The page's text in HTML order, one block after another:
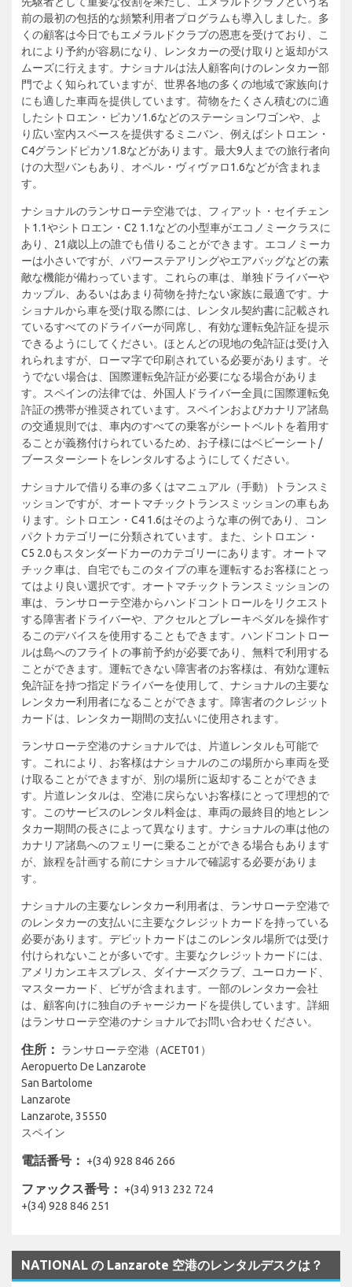
前の最初の包括的な頻繁利用者プログラムも導入しました。多
くの顧客は今日でもエメラルドクラブの恩恵を受けており、こ
れにより予約が容易になり、レンタカーの受け取りと返却がス
ムーズに行えます。ナショナルは法人顧客向けのレンタカー部
門でよく知られていますが、世界各地の多くの地域で家族向け
にも適した車両を提供しています。荷物をたくさん積むのに適
したシトロエン・ピカソ1.6などのステーションワゴンや、よ
り広い室内スペースを提供するミニバン、例えばシトロエン・
C4グランドピカソ1.8などがあります。最大9人までの旅行者向
けの大型バンもあり、オペル・ヴィヴァロ1.6などが含まれま
す。
ナショナルのランサローテ空港では、フィアット・セイチェン
ト1.1やシトロエン・C2 1.1などの小型車がエコノミークラスに
あり、21歳以上の誰でも借りることができます。エコノミーカ
ーは小さいですが、パワーステアリングやエアバッグなどの素
敵な機能が備わっています。これらの車は、単独ドライバーや
カップル、あるいはあまり荷物を持たない家族に最適です。ナ
ショナルから車を受け取る際には、レンタル契約書に記載され
ているすべてのドライバーが同席し、有効な運転免許証を提示
できるようにしてください。ほとんどの現地の免許証は受け入
れられますが、ローマ字で印刷されている必要があります。そ
うでない場合は、国際運転免許証が必要になる場合がありま
す。スペインの法律では、外国人ドライバー全員に国際運転免
許証の携帯が推奨されています。スペインおよびカナリア諸島
の交通規則では、車内のすべての乗客がシートベルトを着用す
ることが義務付けられているため、お子様にはベビーシート/
ブースターシートをレンタルするようにしてください。
ナショナルで借りる車の多くはマニュアル（手動）トランスミ
ッションですが、オートマチックトランスミッションの車もあ
ります。シトロエン・C4 1.6はそのような車の例であり、コン
パクトカテゴリーに分類されています。また、シトロエン・
C5 2.0もスタンダードカーのカテゴリーにあります。オートマ
チック車は、自宅でもこのタイプの車を運転するお客様にとっ
てはより良い選択です。オートマチックトランスミッションの
車は、ランサローテ空港からハンドコントロールをリクエスト
する障害者ドライバーや、アクセルとブレーキペダルを操作す
るこのデバイスを使用することもできます。ハンドコントロー
ルは島へのフライトの事前予約が必要であり、無料で利用する
ことができます。運転できない障害者のお客様は、有効な運転
免許証を持つ指定ドライバーを使用して、ナショナルの主要な
レンタカー利用者になることができます。障害者のクレジット
カードは、レンタカー期間の支払いに使用されます。
ランサローテ空港のナショナルでは、片道レンタルも可能で
す。これにより、お客様はナショナルのこの場所から車両を受
け取ることができますが、別の場所に返却することができま
す。片道レンタルは、空港に戻らないお客様にとって理想的で
す。このサービスのレンタル料金は、車両の最終目的地とレン
タカー期間の長さによって異なります。ナショナルの車は他の
カナリア諸島へのフェリーに乗ることができる場合もあります
が、旅程を計画する前にナショナルで確認する必要がありま
す。
ナショナルの主要なレンタカー利用者は、ランサローテ空港で
のレンタカーの支払いに主要なクレジットカードを持っている
必要があります。デビットカードはこのレンタル場所では受け
付けられないことが多いです。主要なクレジットカードには、
アメリカンエキスプレス、ダイナーズクラブ、ユーロカード、
マスターカード、ビザが含まれます。一部のレンタカー会社
は、顧客向けに独自のチャージカードを提供しています。詳細
はランサローテ空港のナショナルでお問い合わせください。
住所：
ランサローテ空港（ACET01）
Aeropuerto De Lanzarote
San Bartolome
Lanzarote
Lanzarote, 35550
スペイン
電話番号： +(34) 928 846 266
ファックス番号：
+(34) 913 232 724
+(34) 928 846 251
NATIONAL の Lanzarote 空港のレンタルデスクは？